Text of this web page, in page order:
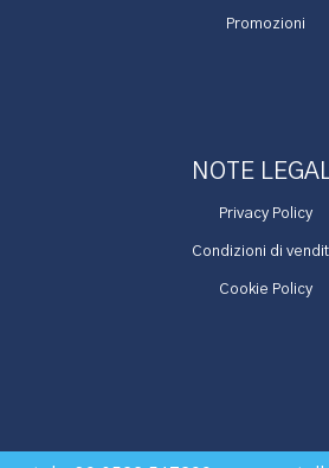
Promozioni
NOTE
Privacy Policy
Condizioni di
Cookie Policy